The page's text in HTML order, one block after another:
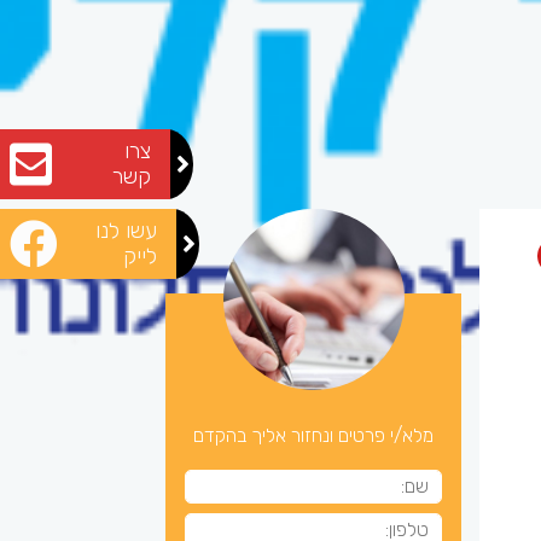
צרו
קשר
עשו לנו
לייק
מלא/י פרטים ונחזור אליך בהקדם